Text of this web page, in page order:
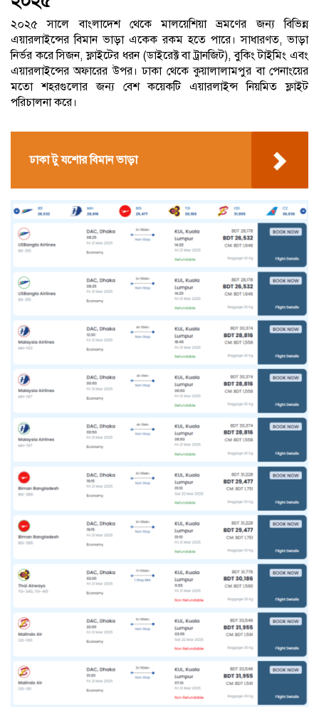
২০২৫ সালে বাংলাদেশ থেকে মালয়েশিয়া ভ্রমণের জন্য বিভিন্ন
এয়ারলাইন্সের বিমান ভাড়া একেক রকম হতে পারে। সাধারণত, ভাড়া
নির্ভর করে সিজন, ফ্লাইটের ধরন (ডাইরেক্ট বা ট্রানজিট), বুকিং টাইমিং এবং
এয়ারলাইন্সের অফারের উপর। ঢাকা থেকে কুয়ালালামপুর বা পেনাংয়ের
মতো শহরগুলোর জন্য বেশ কয়েকটি এয়ারলাইন্স নিয়মিত ফ্লাইট
পরিচালনা করে।
ঢাকা টু যশোর বিমান ভাড়া